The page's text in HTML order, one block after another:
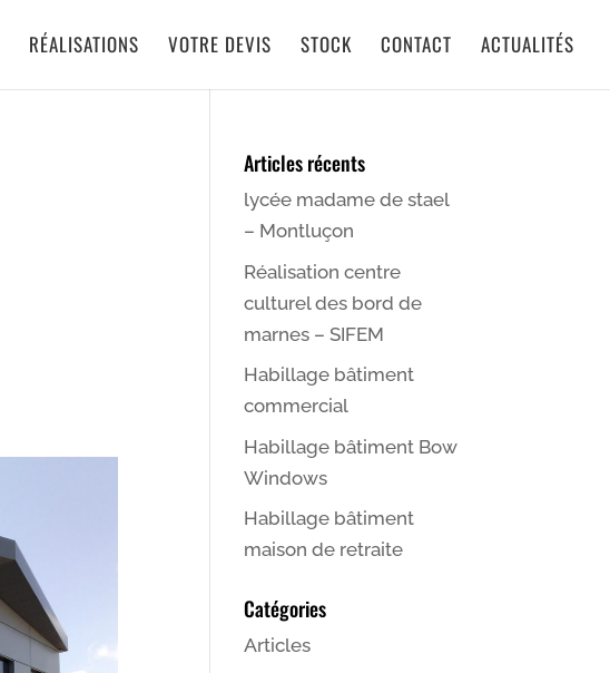
RÉALISATIONS VOTRE DEVIS STOCK CONTACT ACTUALITÉS
Articles récents
lycée madame de stael
– Montluçon
Réalisation centre
culturel des bord de
marnes – SIFEM
Habillage bâtiment
commercial
Habillage bâtiment Bow
Windows
Habillage bâtiment
maison de retraite
Catégories
Articles